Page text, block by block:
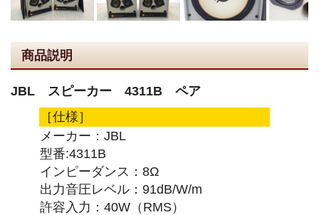
商品説明
JBL スピーカー 4311B ペア
［仕様］
メーカー：JBL
型番:4311B
インピーダンス：8Ω
出力音圧レベル：91dB/W/m
許容入力：40W（RMS）